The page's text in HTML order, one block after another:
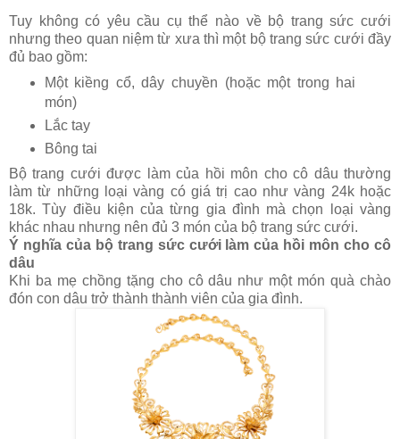
Tuy không có yêu cầu cụ thể nào về bộ trang sức cưới
nhưng theo quan niệm từ xưa thì một bộ trang sức cưới đầy
đủ bao gồm:
Một kiềng cổ, dây chuyền (hoặc một trong hai
món)
Lắc tay
Bông tai
Bộ trang cưới được làm của hồi môn cho cô dâu thường
làm từ những loại vàng có giá trị cao như vàng 24k hoặc
18k. Tùy điều kiện của từng gia đình mà chọn loại vàng
khác nhau nhưng nên đủ 3 món của bộ trang sức cưới.
Ý nghĩa của bộ trang sức cưới làm của hồi môn cho cô
dâu
Khi ba mẹ chồng tặng cho cô dâu như một món quà chào
đón con dâu trở thành thành viên của gia đình.